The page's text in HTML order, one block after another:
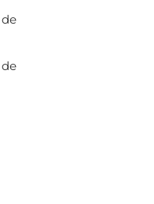
de
de